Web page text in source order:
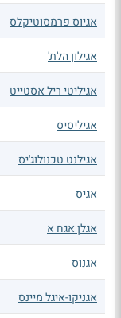
אגיוס פרמסוטיקלס
אגילון הלת'
אגיליטי ריל אסטייט
אגיליסיס
אגילנט טכנולוג'יס
אגיס
אגלן אגח א
אגנוס
אגניקו-איגל מיינס